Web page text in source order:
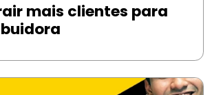
mais clientes para